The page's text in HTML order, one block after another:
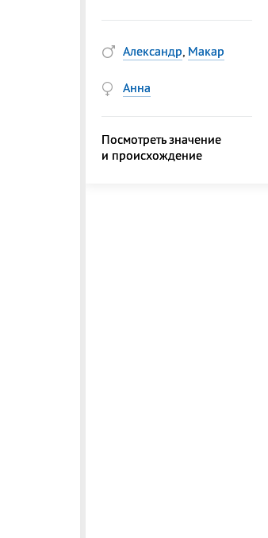
Александр, Макар
Анна
Посмотреть значение
и происхождение